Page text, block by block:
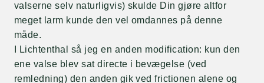
valserne selv naturligvis) skulde Din gjøre altfor
meget larm kunde den vel omdannes på denne
måde.
I Lichtenthal så jeg en anden modification: kun den
ene valse blev sat directe i bevægelse (ved
remledning) den anden gik ved frictionen alene og